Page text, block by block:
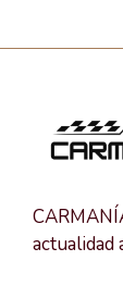
actualidad